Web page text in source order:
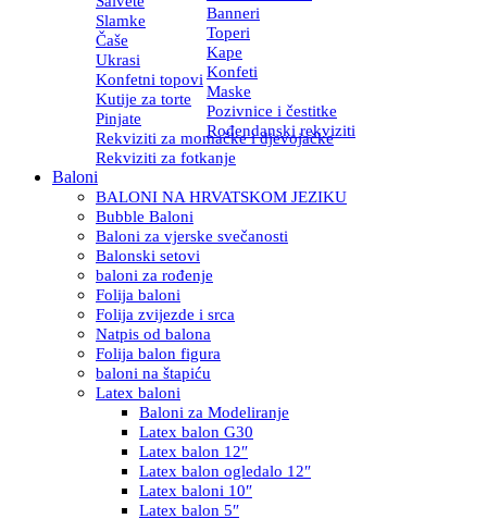
Slamke
Banneri
Čaše
Toperi
Ukrasi
Kape
Konfetni topovi Konfeti
Kutije za torte
Maske
Pinjate
Pozivnice i čestitke
Rekviziti za momačke i djevojačke
Rođendanski rekviziti
Rekviziti za fotkanje
Baloni
BALONI NA HRVATSKOM JEZIKU
Bubble Baloni
Baloni za vjerske svečanosti
Balonski setovi
baloni za rođenje
Folija baloni
Folija zvijezde i srca
Natpis od balona
Folija balon figura
baloni na štapiću
Latex baloni
Baloni za Modeliranje
Latex balon G30
Latex balon 12″
Latex balon ogledalo 12″
Latex baloni 10″
Latex balon 5″